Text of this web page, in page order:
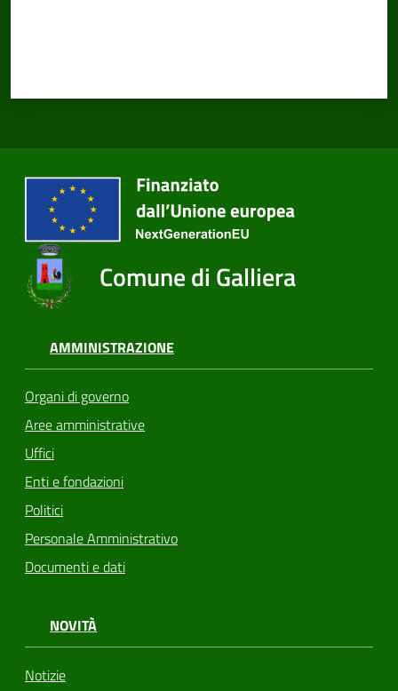
Comune di Galliera
AMMINISTRAZIONE
Organi di governo
Aree amministrative
Uffici
Enti e fondazioni
Politici
Personale Amministrativo
Documenti e dati
NOVITÀ
Notizie